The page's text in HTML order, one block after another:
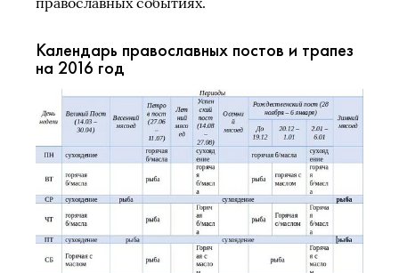
Календарь православных постов и трапез
на 2016 год